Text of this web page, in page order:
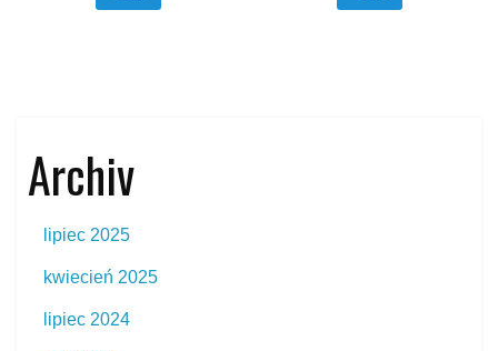
Archiv
lipiec 2025
kwiecień 2025
lipiec 2024